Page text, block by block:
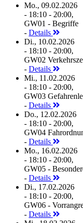
Mo., 09.02.2026
- 18:10 - 20:00,
GW01 - Begriffe
- Details
Di., 10.02.2026
- 18:10 - 20:00,
GW02
- Details
Mi., 11.02.2026
- 18:10 - 20:00,
GW03
- Details
Do., 12.02.2026
- 18:10 - 20:00,
GW04
- Details
Mo., 16.02.2026
- 18:10 - 20:00,
GW05 -
- Details
Di., 17.02.2026
- 18:10 - 20:00,
GW06 -
- Details